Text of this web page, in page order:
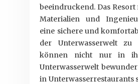
beeindruckend. Das
Materialien und
eine sichere und
der Unterwasserwelt zu
können nicht nur in
Unterwasserwelt
in Unterwasserrestaurants